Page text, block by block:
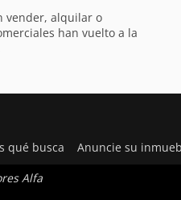
vender, alquilar o
han vuelto a la
qué busca Anuncie su
Alfa